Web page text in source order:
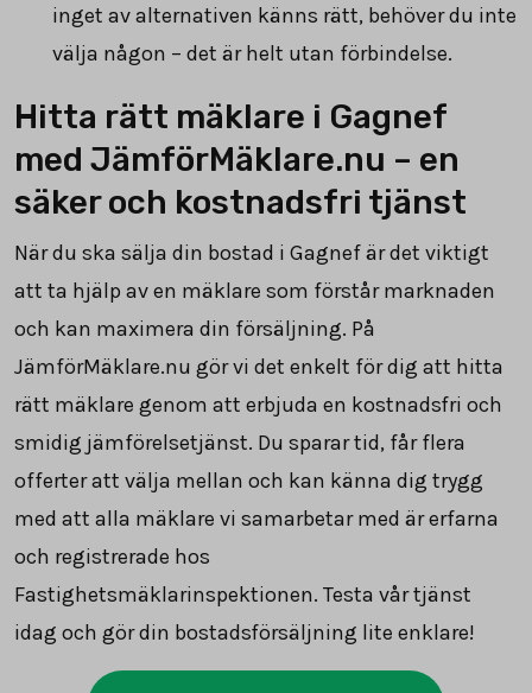
inget av alternativen känns rätt, behöver du inte
välja någon – det är helt utan förbindelse.
Hitta rätt mäklare i Gagnef
med JämförMäklare.nu – en
säker och kostnadsfri tjänst
När du ska sälja din bostad i Gagnef är det viktigt
att ta hjälp av en mäklare som förstår marknaden
och kan maximera din försäljning. På
JämförMäklare.nu gör vi det enkelt för dig att hitta
rätt mäklare genom att erbjuda en kostnadsfri och
smidig jämförelsetjänst. Du sparar tid, får flera
offerter att välja mellan och kan känna dig trygg
med att alla mäklare vi samarbetar med är erfarna
och registrerade hos
Fastighetsmäklarinspektionen. Testa vår tjänst
idag och gör din bostadsförsäljning lite enklare!